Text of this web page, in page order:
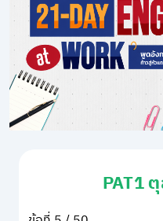
PAT1